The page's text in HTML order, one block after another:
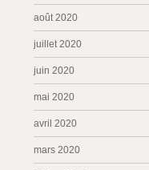
août 2020
juillet 2020
juin 2020
mai 2020
avril 2020
mars 2020